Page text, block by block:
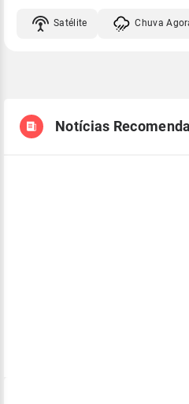
Satélite Chuva
Notícias